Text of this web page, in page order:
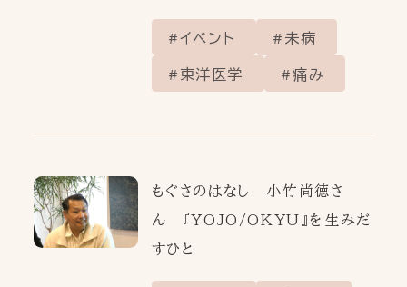
イベント 未病
東洋医学 痛み
もぐさのはなし 小竹尚徳さ
ん 『YOJO/OKYU』を生みだ
すひと